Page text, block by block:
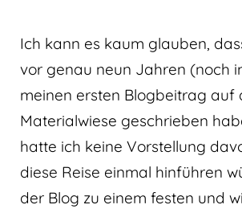
Ich kann es kaum glauben,
vor genau neun Jahren (noch
meinen ersten Blogbeitrag auf
Materialwiese geschrieben
hatte ich keine Vorstellung
diese Reise einmal hinführen
der Blog zu einem festen und